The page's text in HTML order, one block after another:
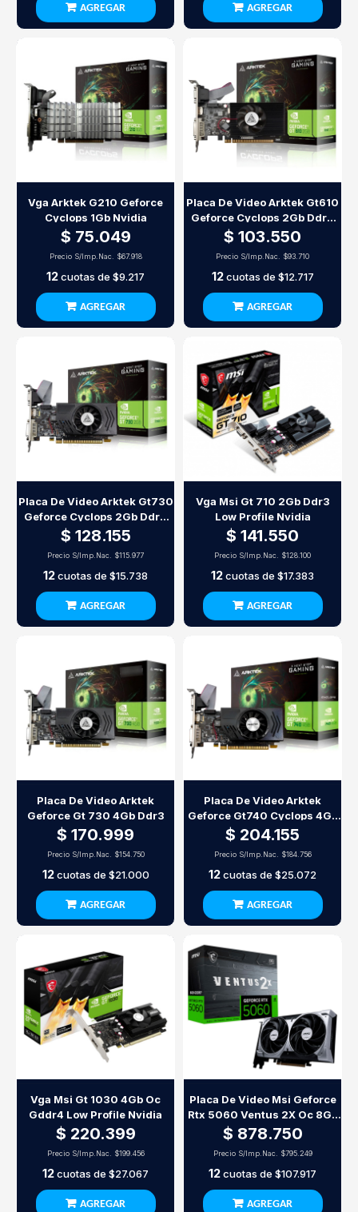
AGREGAR AGREGAR
Vga Arktek G210 Geforce
Cyclops 1Gb Nvidia
$ 75.049
Precio S/Imp.Nac. $67.918
12cuotas de $9.217
AGREGAR
Placa De Video Arktek Gt610
Geforce Cyclops 2Gb Ddr3
Nvidia
$ 103.550
Precio S/Imp.Nac. $93.710
12cuotas de $12.717
AGREGAR
Placa De Video Arktek Gt730
Geforce Cyclops 2Gb Ddr3
Nvidia
$ 128.155
Precio S/Imp.Nac. $115.977
12cuotas de $15.738
AGREGAR
Vga Msi Gt 710 2Gb Ddr3
Low Profile Nvidia
$ 141.550
Precio S/Imp.Nac. $128.100
12cuotas de $17.383
AGREGAR
Placa De Video Arktek
Geforce Gt 730 4Gb Ddr3
$ 170.999
Precio S/Imp.Nac. $154.750
12cuotas de $21.000
AGREGAR
Placa De Video Arktek
Geforce Gt740 Cyclops 4Gb
Gddr5 Nvidia
$ 204.155
Precio S/Imp.Nac. $184.756
12cuotas de $25.072
AGREGAR
Vga Msi Gt 1030 4Gb Oc
Gddr4 Low Profile Nvidia
$ 220.399
Precio S/Imp.Nac. $199.456
12cuotas de $27.067
AGREGAR
Placa De Video Msi Geforce
Rtx 5060 Ventus 2X Oc 8Gb
Gddr7
$ 878.750
Precio S/Imp.Nac. $795.249
12cuotas de $107.917
AGREGAR